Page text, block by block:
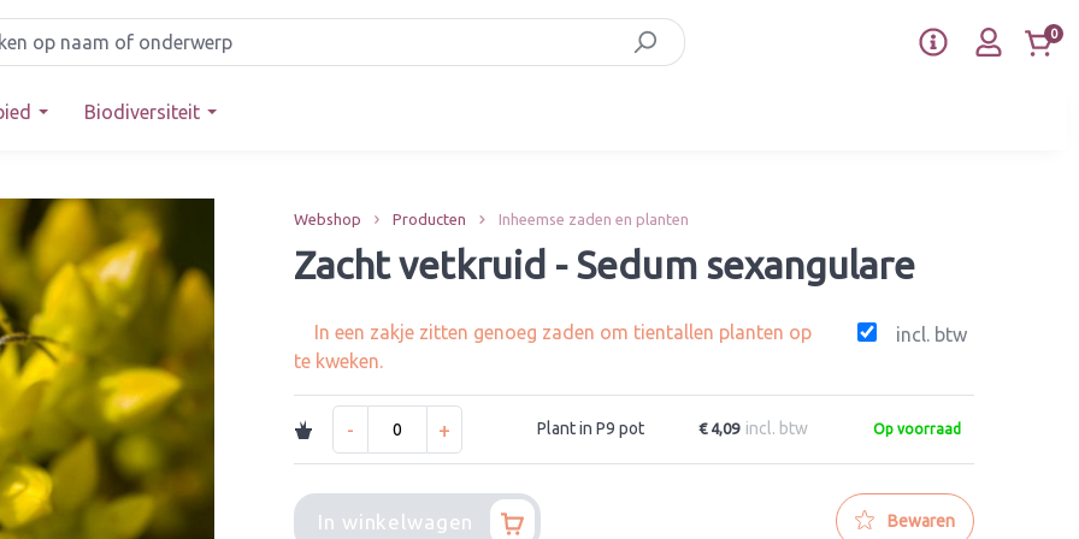
0
Biodiversiteit
Webshop Producten Inheemse zaden en planten
Zacht vetkruid - Sedum sexangulare
In een zakje zitten genoeg zaden om tientallen planten op
te kweken.
incl. btw
- + Plant in P9 pot € 4,09 incl. btw Op voorraad
In winkelwagen Bewaren